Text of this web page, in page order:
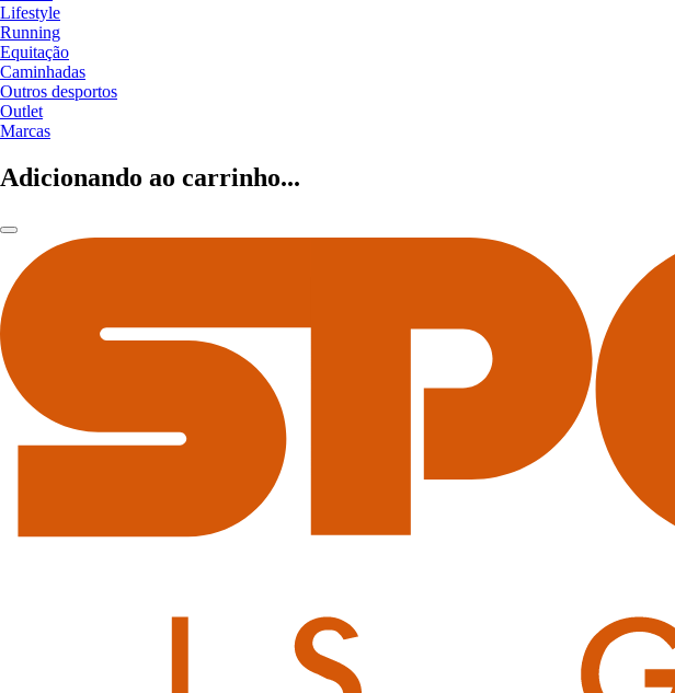
Lifestyle
Running
Equitação
Caminhadas
Outros desportos
Outlet
Marcas
Adicionando ao carrinho...